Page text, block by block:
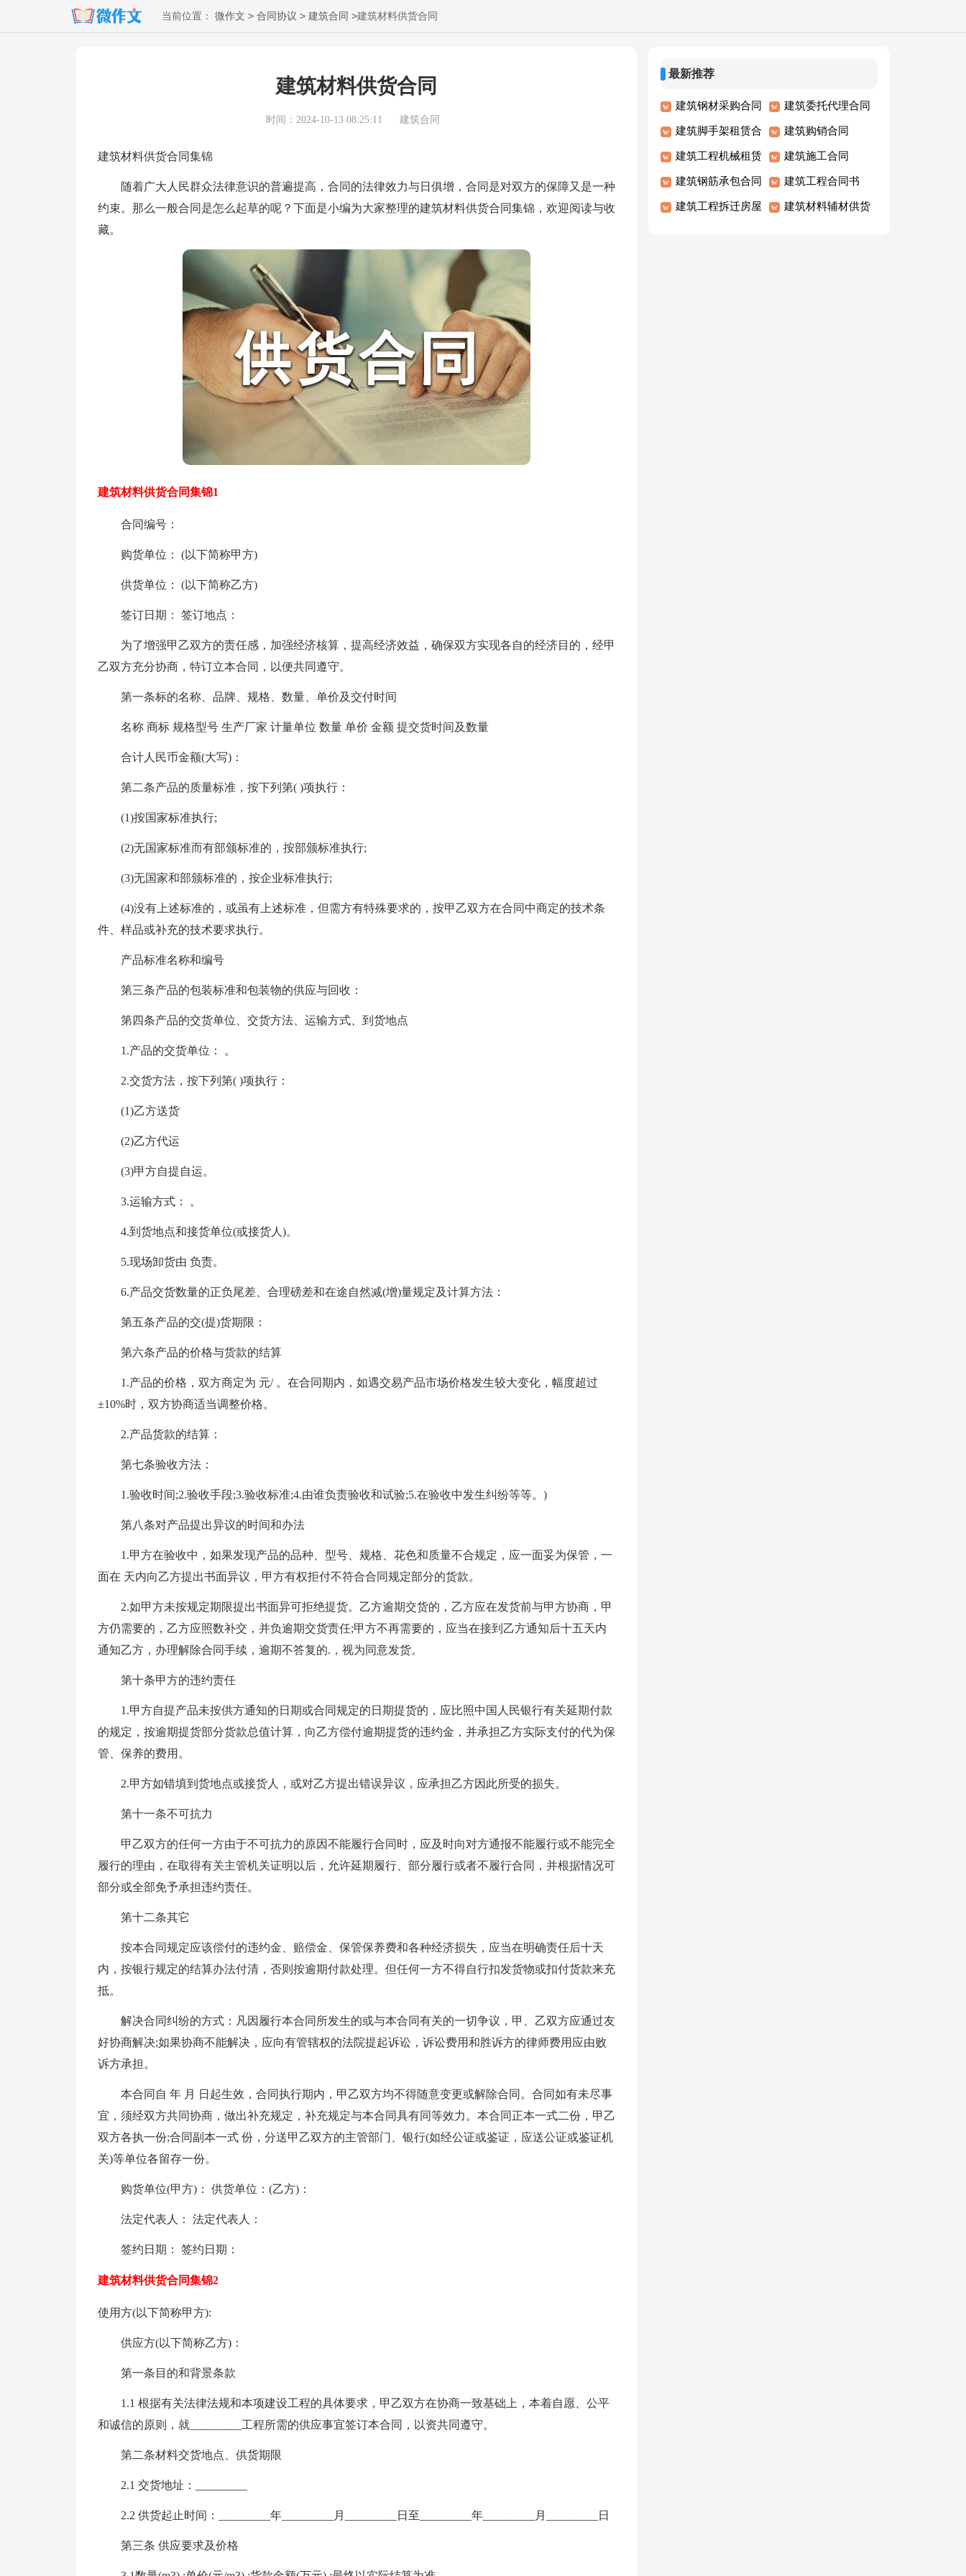
当前位置： 微作文 > 合同协议 > 建筑合同 >建筑材料供货合同
建筑材料供货合同
时间：2024-10-13 08:25:11 建筑合同
建筑材料供货合同集锦
随着广大人民群众法律意识的普遍提高，合同的法律效力与日俱增，合同是对双方的保障又是一种
约束。那么一般合同是怎么起草的呢？下面是小编为大家整理的建筑材料供货合同集锦，欢迎阅读与收
藏。
建筑材料供货合同集锦1
合同编号：
购货单位： (以下简称甲方)
供货单位： (以下简称乙方)
签订日期： 签订地点：
为了增强甲乙双方的责任感，加强经济核算，提高经济效益，确保双方实现各自的经济目的，经甲
乙双方充分协商，特订立本合同，以便共同遵守。
第一条标的名称、品牌、规格、数量、单价及交付时间
名称 商标 规格型号 生产厂家 计量单位 数量 单价 金额 提交货时间及数量
合计人民币金额(大写)：
第二条产品的质量标准，按下列第( )项执行：
(1)按国家标准执行;
(2)无国家标准而有部颁标准的，按部颁标准执行;
(3)无国家和部颁标准的，按企业标准执行;
(4)没有上述标准的，或虽有上述标准，但需方有特殊要求的，按甲乙双方在合同中商定的技术条
件、样品或补充的技术要求执行。
产品标准名称和编号
第三条产品的包装标准和包装物的供应与回收：
第四条产品的交货单位、交货方法、运输方式、到货地点
1.产品的交货单位： 。
2.交货方法，按下列第( )项执行：
(1)乙方送货
(2)乙方代运
(3)甲方自提自运。
3.运输方式： 。
4.到货地点和接货单位(或接货人)。
5.现场卸货由 负责。
6.产品交货数量的正负尾差、合理磅差和在途自然减(增)量规定及计算方法：
第五条产品的交(提)货期限：
第六条产品的价格与货款的结算
1.产品的价格，双方商定为 元/ 。在合同期内，如遇交易产品市场价格发生较大变化，幅度超过
±10%时，双方协商适当调整价格。
2.产品货款的结算：
第七条验收方法：
1.验收时间;2.验收手段;3.验收标准;4.由谁负责验收和试验;5.在验收中发生纠纷等等。)
第八条对产品提出异议的时间和办法
1.甲方在验收中，如果发现产品的品种、型号、规格、花色和质量不合规定，应一面妥为保管，一
面在 天内向乙方提出书面异议，甲方有权拒付不符合合同规定部分的货款。
2.如甲方未按规定期限提出书面异可拒绝提货。乙方逾期交货的，乙方应在发货前与甲方协商，甲
方仍需要的，乙方应照数补交，并负逾期交货责任;甲方不再需要的，应当在接到乙方通知后十五天内
通知乙方，办理解除合同手续，逾期不答复的.，视为同意发货。
第十条甲方的违约责任
1.甲方自提产品未按供方通知的日期或合同规定的日期提货的，应比照中国人民银行有关延期付款
的规定，按逾期提货部分货款总值计算，向乙方偿付逾期提货的违约金，并承担乙方实际支付的代为保
管、保养的费用。
2.甲方如错填到货地点或接货人，或对乙方提出错误异议，应承担乙方因此所受的损失。
第十一条不可抗力
甲乙双方的任何一方由于不可抗力的原因不能履行合同时，应及时向对方通报不能履行或不能完全
履行的理由，在取得有关主管机关证明以后，允许延期履行、部分履行或者不履行合同，并根据情况可
部分或全部免予承担违约责任。
第十二条其它
按本合同规定应该偿付的违约金、赔偿金、保管保养费和各种经济损失，应当在明确责任后十天
内，按银行规定的结算办法付清，否则按逾期付款处理。但任何一方不得自行扣发货物或扣付货款来充
抵。
解决合同纠纷的方式：凡因履行本合同所发生的或与本合同有关的一切争议，甲、乙双方应通过友
好协商解决;如果协商不能解决，应向有管辖权的法院提起诉讼，诉讼费用和胜诉方的律师费用应由败
诉方承担。
本合同自 年 月 日起生效，合同执行期内，甲乙双方均不得随意变更或解除合同。合同如有未尽事
宜，须经双方共同协商，做出补充规定，补充规定与本合同具有同等效力。本合同正本一式二份，甲乙
双方各执一份;合同副本一式 份，分送甲乙双方的主管部门、银行(如经公证或鉴证，应送公证或鉴证机
关)等单位各留存一份。
购货单位(甲方)： 供货单位：(乙方)：
法定代表人： 法定代表人：
签约日期： 签约日期：
建筑材料供货合同集锦2
使用方(以下简称甲方):
供应方(以下简称乙方)：
第一条目的和背景条款
1.1 根据有关法律法规和本项建设工程的具体要求，甲乙双方在协商一致基础上，本着自愿、公平
和诚信的原则，就_________工程所需的供应事宜签订本合同，以资共同遵守。
第二条材料交货地点、供货期限
2.1 交货地址：_________
2.2 供货起止时间：_________年_________月_________日至_________年_________月_________日
第三条 供应要求及价格
最新推荐
建筑钢材采购合同 建筑委托代理合同
建筑脚手架租赁合
同
建筑购销合同
建筑工程机械租赁
合同
建筑施工合同
建筑钢筋承包合同 建筑工程合同书
建筑工程拆迁房屋 建筑材料辅材供货